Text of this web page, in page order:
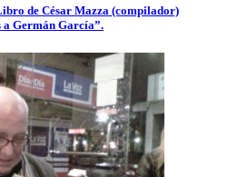
de César Mazza (compilador)
a Germán García”.